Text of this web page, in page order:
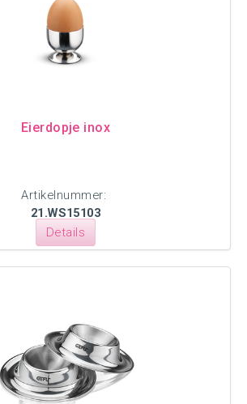
Eierdopje inox
Artikelnummer:
21.WS15103
Details